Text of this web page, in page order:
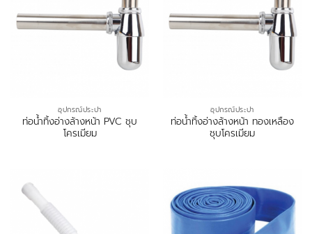
อุปกรณ์ประปา
ท่อน้ำทิ้งอ่างล้างหน้า PVC ชุบ
โครเมียม
อุปกรณ์ประปา
ท่อน้ำทิ้งอ่างล้างหน้า ทองเหลือง
ชุบโครเมียม